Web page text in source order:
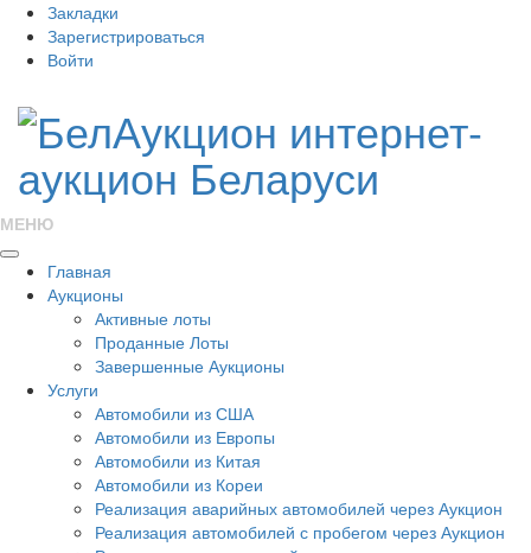
Закладки
Зарегистрироваться
Войти
МЕНЮ
Главная
Аукционы
Активные лоты
Проданные Лоты
Завершенные Аукционы
Услуги
Автомобили из США
Автомобили из Европы
Автомобили из Китая
Автомобили из Кореи
Реализация аварийных автомобилей через Аукцион
Реализация автомобилей с пробегом через Аукцион